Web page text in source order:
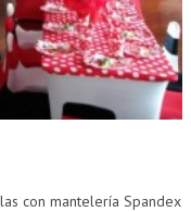
con mantelería Spandex